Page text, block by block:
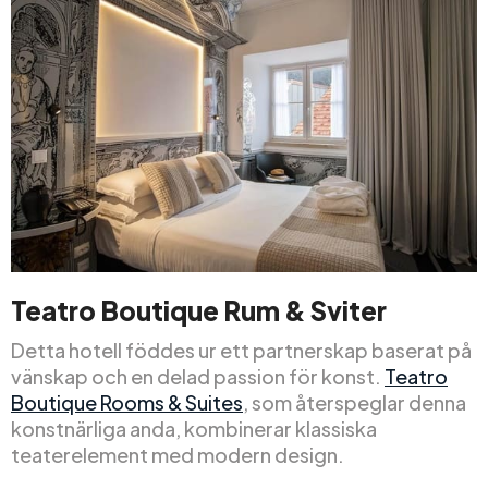
Teatro Boutique Rum & Sviter
Detta hotell föddes ur ett partnerskap baserat på
vänskap och en delad passion för konst. Teatro
Boutique Rooms & Suites, som återspeglar denna
konstnärliga anda, kombinerar klassiska
teaterelement med modern design.